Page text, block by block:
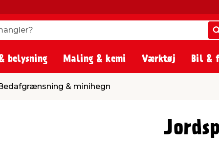
belysning Maling & kemi Værktøj Bil &
& minihegn & minihegn